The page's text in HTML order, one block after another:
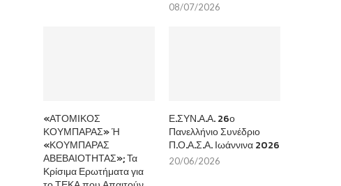
08/07/2026
«ΑΤΟΜΙΚΟΣ
ΚΟΥΜΠΑΡΑΣ» Ή
«ΚΟΥΜΠΑΡΑΣ
ΑΒΕΒΑΙΟΤΗΤΑΣ»; Τα
Κρίσιμα Ερωτήματα για
Ε.ΣΥΝ.Α.Α. 26ο
Πανελλήνιο Συνέδριο
Π.Ο.Α.Σ.Α. Ιωάννινα 2026
20/06/2026